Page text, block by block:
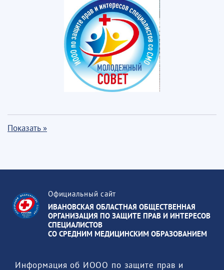
Показать »
Официальный сайт
ИВАНОВСКАЯ ОБЛАСТНАЯ ОБЩЕСТВЕННАЯ
ОРГАНИЗАЦИЯ ПО ЗАЩИТЕ ПРАВ И ИНТЕРЕСОВ
СПЕЦИАЛИСТОВ
СО СРЕДНИМ МЕДИЦИНСКИМ ОБРАЗОВАНИЕМ